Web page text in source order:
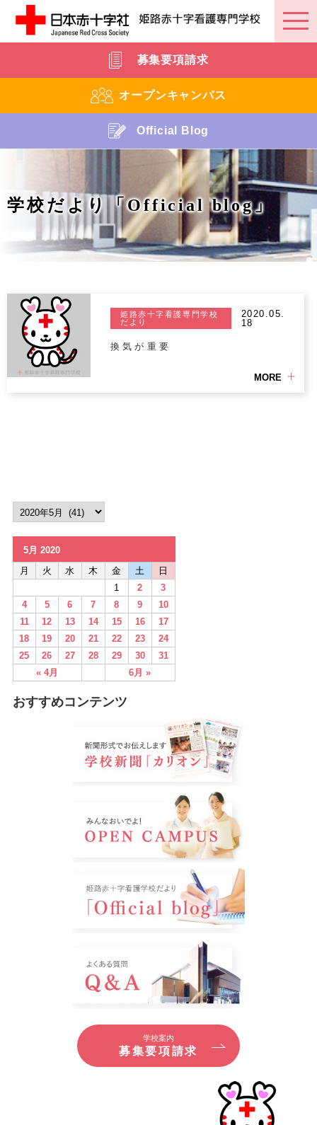
募集要項請求
オープンキャンパス
Official Blog
学校だより「Official blog」
姫路赤十字看護専門学校
だより
2020.05.
18
換気が重要
MORE
5月 2020
月
火 水 木 金 土 日
« 4月 6月 »
1 2
3
4
5 6 7 8 9
10
11
12 13 14 15 16
17
18
19 20 21 22 23
24
25
26 27 28 29 30 31
おすすめコンテンツ
学校案内
募集要項請求